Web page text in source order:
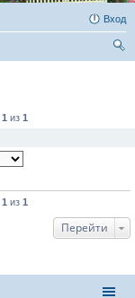
Вход
1 из 1
1 из 1
Перейти